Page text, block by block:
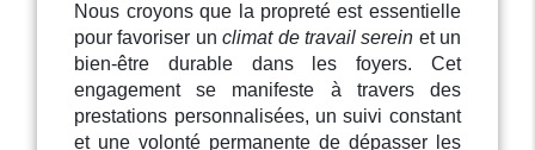
Nous croyons que la propreté est essentielle
pour favoriser unclimat de travail serein et un
bien-être durable dans les foyers. Cet
engagement se manifeste à travers des
prestations personnalisées, un suivi constant
et une volonté permanente de dépasser les